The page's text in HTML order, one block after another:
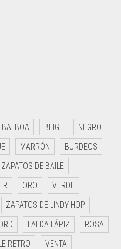
BALBOA BEIGE NEGRO
MARRÓN BURDEOS
ZAPATOS DE BAILE
ORO VERDE
ZAPATOS DE LINDY HOP
FALDA LÁPIZ ROSA
RETRO VENTA